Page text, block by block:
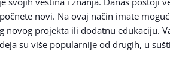
novi. Na ovaj način imate
projekta ili dodatnu edukaciju.
su više popularnije od drugih, u